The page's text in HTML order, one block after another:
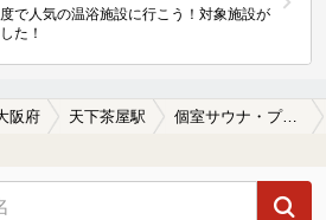
で人気の温浴施設に行こう！対象施設が
た！
阪府 天下茶屋駅 個室サウナ・プライベートサウナがある天下茶屋駅近くの温泉、日帰り温泉、スーパー銭湯おすすめ